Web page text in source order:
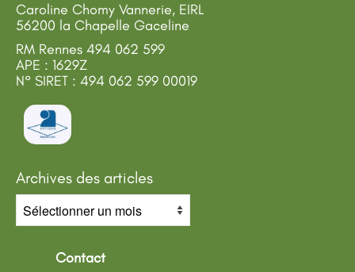
Caroline Chomy Vannerie, EIRL
56200 la Chapelle Gaceline
RM Rennes 494 062 599
APE : 1629Z
N° SIRET : 494 062 599 00019
Archives des articles
Archives
des
Contact